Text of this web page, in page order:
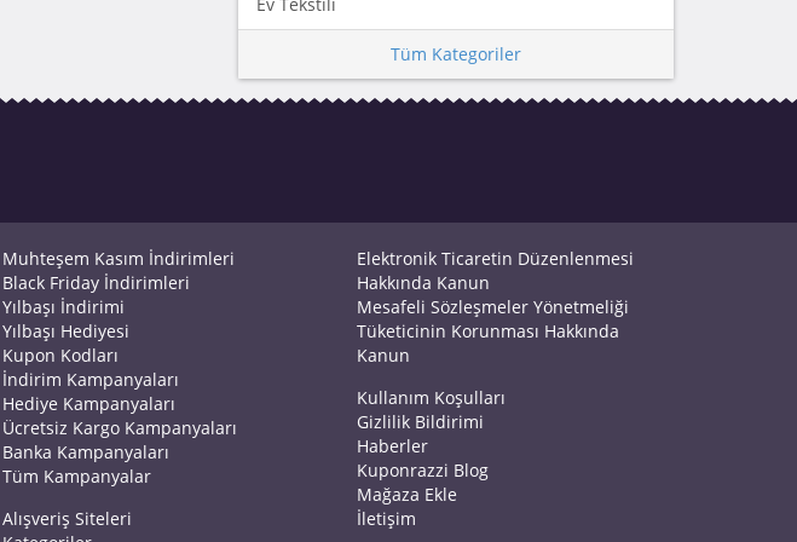
Tüm Kategoriler
Muhteşem Kasım İndirimleri
Black Friday İndirimleri
Yılbaşı İndirimi
Yılbaşı Hediyesi
Kupon Kodları
İndirim Kampanyaları
Hediye Kampanyaları
Ücretsiz Kargo Kampanyaları
Banka Kampanyaları
Tüm Kampanyalar
Alışveriş Siteleri
Elektronik Ticaretin Düzenlenmesi
Hakkında Kanun
Mesafeli Sözleşmeler Yönetmeliği
Tüketicinin Korunması Hakkında
Kanun
Kullanım Koşulları
Gizlilik Bildirimi
Haberler
Kuponrazzi Blog
Mağaza Ekle
İletişim